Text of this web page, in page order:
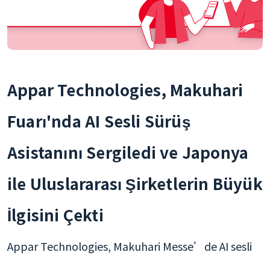
Appar Technologies, Makuhari
Fuarı'nda AI Sesli Sürüş
Asistanını Sergiledi ve Japonya
ile Uluslararası Şirketlerin Büyük
İlgisini Çekti
Appar Technologies, Makuhari Messe’de AI sesli